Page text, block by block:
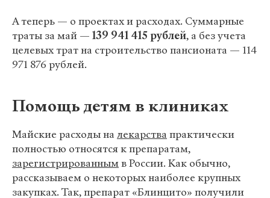
А теперь — о проектах и расходах. Суммарные
траты за май — 139 941 415 рублей, а без учета
целевых трат на строительство пансионата — 114
971 876 рублей.
Помощь детям в клиниках
Майские расходы на лекарства практически
полностью относятся к препаратам,
зарегистрированнымв России. Как обычно,
рассказываем о некоторых наиболее крупных
закупках. Так, препарат «Блинцито» получили